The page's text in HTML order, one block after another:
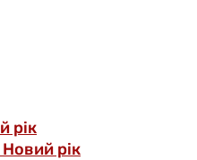
рік
Новий рік